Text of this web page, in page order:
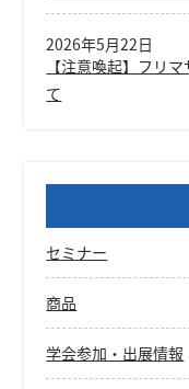
【注意喚起】フリ
て
2026年5月22日
セミナー
商品
学会参加・出展情報